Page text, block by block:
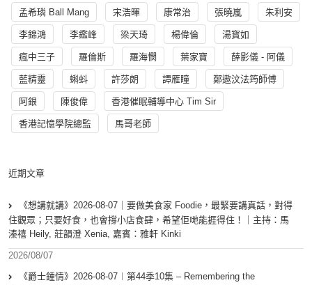
孟希璘 Ball Mang 宋浩暉 康常治 張曉嵐 朱利安
李錦鴻 李鑑峰 梁天琦 楊偉倫 湯寳如
瘋中三子 羅倫斯 羅海憫 葉家寶 薛影儀 - 阿儀
藍精靈 蝌蚪 許莎朗 譚雁瞳 鄭遨汶法筠師傅
阿銀 陳俊偉 香港催眠輔導中心 Tim Sir
香港記憶學院總監 馬哥老師
近期文章
《想講就講》2026-08-07｜要做美食家 Foodie，最緊要講真話，對得
住觀眾；只要好食，也會撐小店食肆，希望佢哋能捱得住！｜主持：馬
溱禧 Heily, 莊韻澄 Xenia, 嘉賓：雅軒 Kinki
2026/08/07
《爵士鍾情》2026-08-07︱第44季10集 – Remembering the